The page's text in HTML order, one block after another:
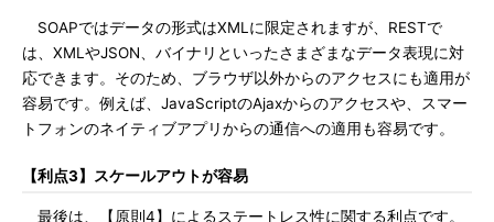
SOAPではデータの形式はXMLに限定されますが、RESTで
は、XMLやJSON、バイナリといったさまざまなデータ表現に対
応できます。そのため、ブラウザ以外からのアクセスにも適用が
容易です。例えば、JavaScriptのAjaxからのアクセスや、スマー
トフォンのネイティブアプリからの通信への適用も容易です。
【利点3】スケールアウトが容易
最後は、【原則4】によるステートレス性に関する利点です。